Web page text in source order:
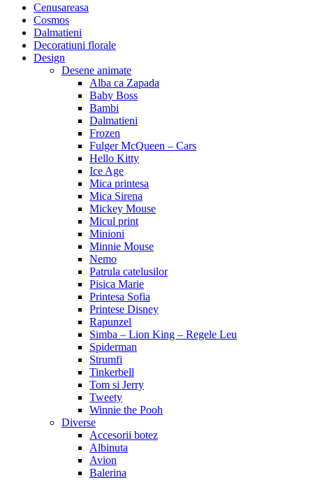
Cenusareasa
Cosmos
Dalmatieni
Decoratiuni florale
Design
Desene animate
Alba ca Zapada
Baby Boss
Bambi
Dalmatieni
Frozen
Fulger McQueen – Cars
Hello Kitty
Ice Age
Mica printesa
Mica Sirena
Mickey Mouse
Micul print
Minioni
Minnie Mouse
Nemo
Patrula catelusilor
Pisica Marie
Printesa Sofia
Printese Disney
Rapunzel
Simba – Lion King – Regele Leu
Spiderman
Strumfi
Tinkerbell
Tom si Jerry
Tweety
Winnie the Pooh
Diverse
Accesorii botez
Albinuta
Avion
Balerina